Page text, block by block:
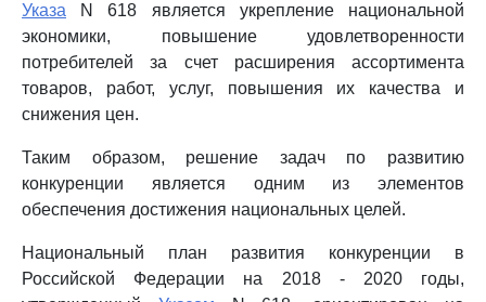
Указа N 618 является укрепление национальной
экономики, повышение удовлетворенности
потребителей за счет расширения ассортимента
товаров, работ, услуг, повышения их качества и
снижения цен.
Таким образом, решение задач по развитию
конкуренции является одним из элементов
обеспечения достижения национальных целей.
Национальный план развития конкуренции в
Российской Федерации на 2018 - 2020 годы,